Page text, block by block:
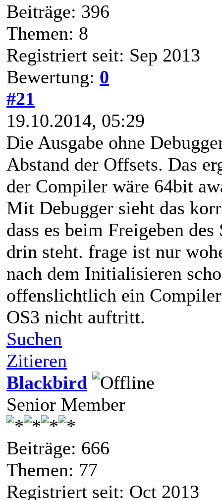
Beiträge: 396
Themen: 8
Registriert seit: Sep 2013
Bewertung: 0
#21
19.10.2014, 05:29
Die Ausgabe ohne
Abstand der Offsets. Das
der Compiler wäre 64bit
Mit Debugger sieht das
dass es beim Freigeben
drin steht. frage ist nur
nach dem Initialisieren
offenslichtlich ein
OS3 nicht auftritt.
Suchen
Zitieren
Blackbird
Senior Member
Beiträge: 666
Themen: 77
Registriert seit: Oct 2013